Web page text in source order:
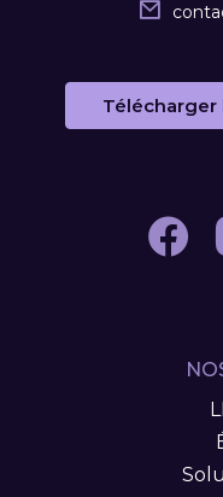
Télécharger